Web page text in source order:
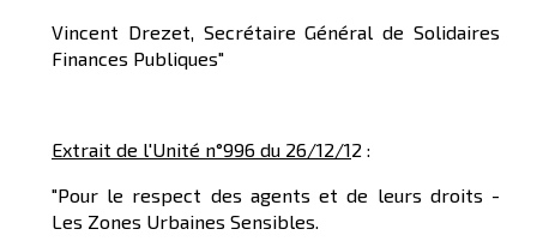
Vincent Drezet, Secrétaire Général de Solidaires
Finances Publiques"
Extrait de l'Unité n°996 du 26/12/12 :
"Pour le respect des agents et de leurs droits -
Les Zones Urbaines Sensibles.